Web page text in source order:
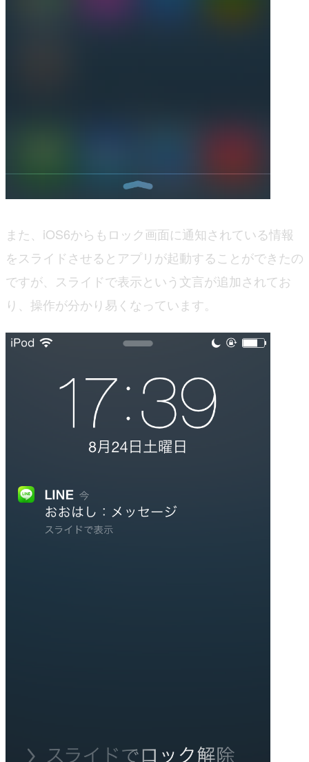
また、iOS6からもロック画面に通知されている情報
をスライドさせるとアプリが起動することができたの
ですが、スライドで表示という文言が追加されてお
り、操作が分かり易くなっています。